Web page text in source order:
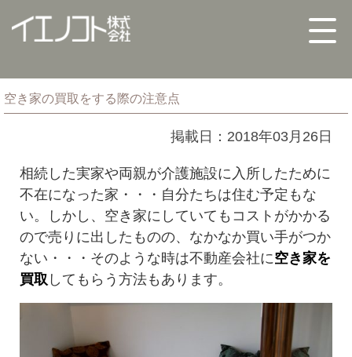
空き家の買取をする際の注意点
掲載日：2018年03月26日
相続した実家や両親が介護施設に入所したために
不在になった家・・・自分たちは住む予定もな
い。しかし、空き家にしていてもコストがかかる
ので売りに出したものの、なかなか買い手がつか
ない・・・そのような時は不動産会社に空き家を
買取 してもらう方法もあります。